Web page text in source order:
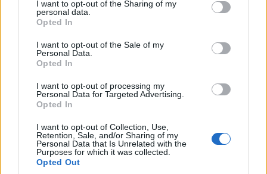
not limited to your visit or usage behaviour. You may click to
grant or deny consent to Google and its third-party tags to
use your data for below specified purposes in below Google
consent section.
I want to opt-out of the Sharing of my
personal data.
Opted In
I want to opt-out of the Sale of my
Personal Data.
Opted In
I want to opt-out of processing my
Personal Data for Targeted Advertising.
Opted In
I want to opt-out of Collection, Use,
Retention, Sale, and/or Sharing of my
Personal Data that Is Unrelated with the
Purposes for which it was collected.
Opted Out